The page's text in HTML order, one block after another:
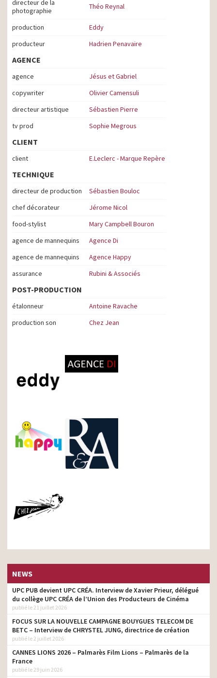
directeur de la
photographie
Théo Reynal
production
Eddy
producteur
Hadrien Penavaire
AGENCE
agence
Jésus et Gabriel
copywriter
Olivier Camensuli
directeur artistique
Sébastien Pierre
tv prod
Sophie Megrous
CLIENT
client E.Leclerc - Marque Repère
TECHNIQUE
directeur de production
Sébastien Bouloc
chef décorateur
Jérome Nicol
food-stylist
Mary Campbell Bouron
agence de mannequins
Agence Di
agence de mannequins
Agence Happy
assurance
Rubini & Associés
POST-PRODUCTION
étalonneur
Antoine Ravache
production son
Chez Jean
NEWS
UPC PUB devient UPC CRÉA. Interview de Xavier Prieur, délégué
du collège UPC CRÉA de l’Union des Producteurs de Cinéma
publié le 21 juillet 2026
FOCUS SUR LA NOUVELLE CAMPAGNE BOUYGUES TELECOM DE
BETC – Interview de CHRYSTEL JUNG, directrice de création
publié le 2 juillet 2026
CANNES LIONS 2026 – Palmarès Film Lions – Palmarès de la
France
publié le 29 juin 2026